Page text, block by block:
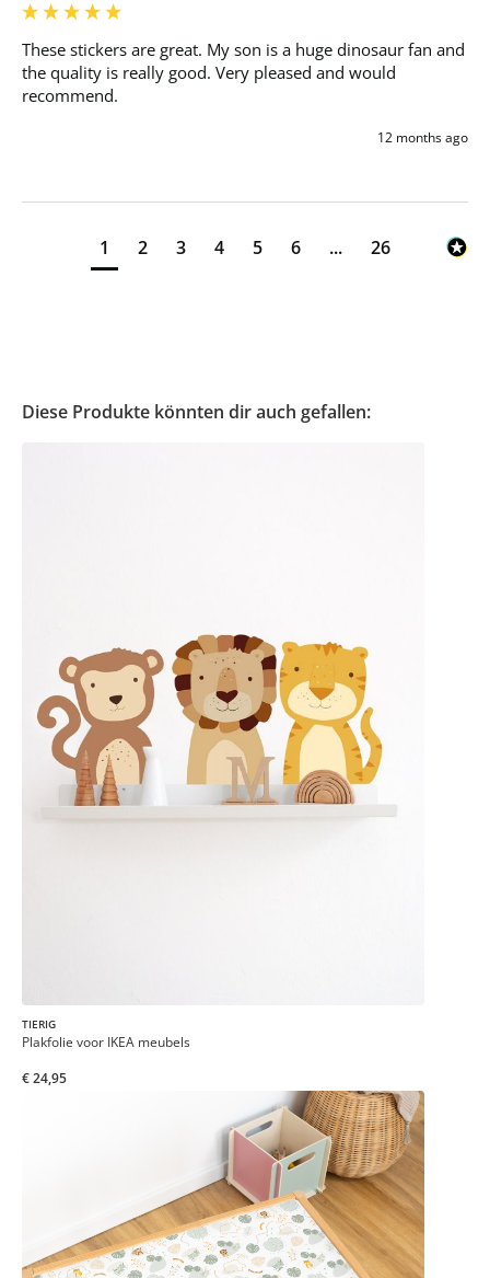
These stickers are great. My son is a huge dinosaur fan and
the quality is really good. Very pleased and would
recommend.
12 months ago
1 2 3 4 5 6 ... 26
Diese Produkte könnten dir auch gefallen:
TIERIG
Plakfolie voor IKEA meubels
€ 24,95